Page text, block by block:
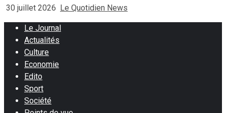
30 juillet 2026 Le Quotidien News
Le Journal
Actualités
Culture
Economie
Edito
Sport
Société